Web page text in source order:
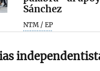
Sánchez
NTM / EP